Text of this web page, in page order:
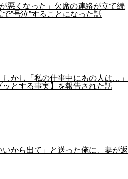
悪くなった」欠席の連絡が立て続
”号泣”することになった話
かし「私の仕事中にあの人は…」
とする事実】を報告された話
から出て」と送った俺に、妻が返